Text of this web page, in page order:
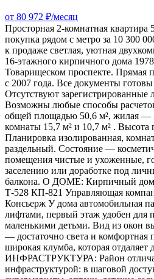
от 80 972 ₽/месяц
Просторная 2‑комнатная
покупка рядом с метро за 10 300
к продаже светлая, уютная
16‑этажного кирпичного дома
Товарищеском проспекте. Прямая
с 2007 года. Все документы
Отсутствуют
Возможны любые способы
общей площадью 50,6 м², жилая —
комнаты 15,7 м² и 10,7 м² . Высота
Планировка изолированная,
раздельный. Состояние —
помещения чистые и ухоженные,
заселению или доработке под
балкона. О ДОМЕ: Кирпичный дом
Т-528 КП-821 Управляющая
Консьерж У дома автомобильная
лифтами, первый этаж удобен для
маленькими детьми. Вид из окон
— достаточно света и комфортная
широкая клумба, которая отдаляет
ИНФРАСТРУКТУРА: Район
инфраструктурой: в шаговой